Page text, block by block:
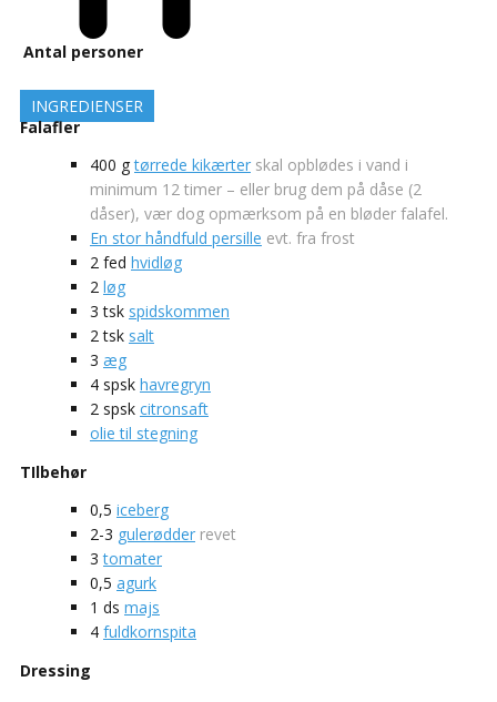
Antal personer
INGREDIENSER
Falafler
400 g tørrede kikærter skal opblødes i vand i
minimum 12 timer – eller brug dem på dåse (2
dåser), vær dog opmærksom på en bløder falafel.
En stor håndfuld persille evt. fra frost
2 fed hvidløg
2 løg
3 tsk spidskommen
2 tsk salt
3 æg
4 spsk havregryn
2 spsk citronsaft
olie til stegning
TIlbehør
0,5 iceberg
2-3 gulerødder revet
3 tomater
0,5 agurk
1 ds majs
4 fuldkornspita
Dressing